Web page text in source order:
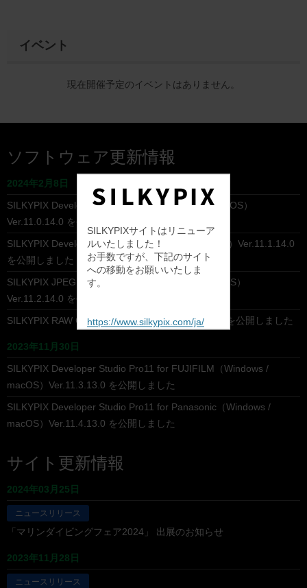
SILKYPIXサイトはリニューア
ルいたしました！
お手数ですが、下記のサイト
への移動をお願いいたしま
す。
https://www.silkypix.com/ja/
イベント
現在開催予定のイベントはありません。
ソフトウェア更新情報
2024年2月8日
SILKYPIX Developer Studio Pro11（Windows / macOS）
Ver.11.0.14.0 を公開しました
SILKYPIX Developer Studio 11（Windows / macOS）Ver.11.1.14.0
を公開しました
SILKYPIX JPEG Photography 11（Windows / macOS）
Ver.11.2.14.0 を公開しました
SILKYPIX RAW Converter（Windows）Ver.1.0.9.0 を公開しました
2023年11月30日
SILKYPIX Developer Studio Pro11 for FUJIFILM（Windows /
macOS）Ver.11.3.13.0 を公開しました
SILKYPIX Developer Studio Pro11 for Panasonic（Windows /
macOS）Ver.11.4.13.0 を公開しました
サイト更新情報
2024年03月25日
ニュースリリース
「マリンダイビングフェア2024」 出展のお知らせ
2023年11月28日
ニュースリリース